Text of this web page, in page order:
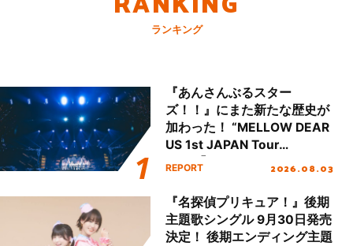
ランキング
『あんさんぶるスター
ズ！！』にまた新たな歴史が
加わった！ “MELLOW DEAR
US 1st JAPAN Tour
Final「NICE to meet YOU
ート!!
REPORT 2026.08.03
『名探偵プリキュア！』後期
主題歌シングル 9月30日発売
決定！ 後期エンディング主題